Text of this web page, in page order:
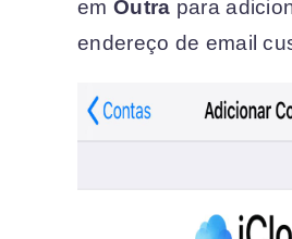
em Outra para
endereço de email